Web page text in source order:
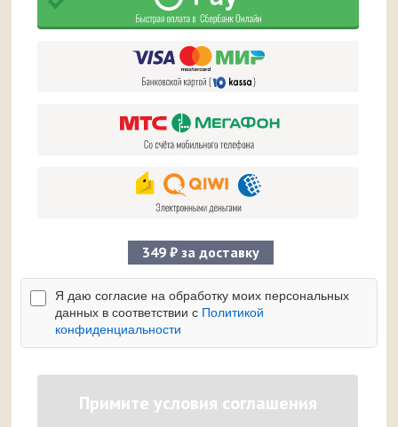
349 ₽ за доставку
Я даю согласие на обработку моих персональных
данных в соответствии с Политикой
конфиденциальности
Примите условия соглашения